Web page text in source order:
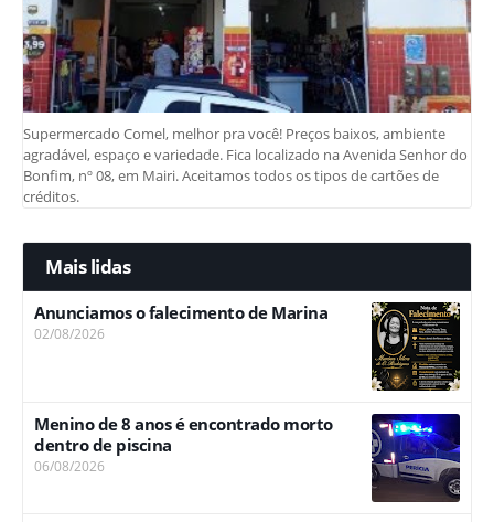
Supermercado Comel, melhor pra você! Preços baixos, ambiente
agradável, espaço e variedade. Fica localizado na Avenida Senhor do
Bonfim, nº 08, em Mairi. Aceitamos todos os tipos de cartões de
créditos.
Mais lidas
Anunciamos o falecimento de Marina
02/08/2026
Menino de 8 anos é encontrado morto
dentro de piscina
06/08/2026